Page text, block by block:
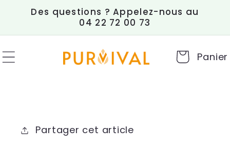
passer
contenu
Des questions ? Appelez-nous au
04 22 72 00 73
Panier
Partager cet article